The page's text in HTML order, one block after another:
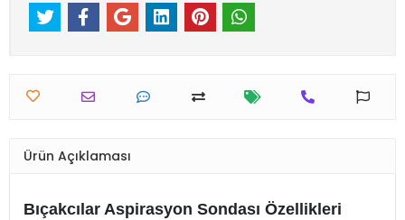
Ürün Açıklaması
Bıçakcılar Aspirasyon Sondası Özellikleri